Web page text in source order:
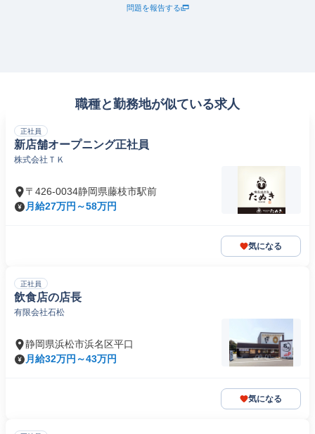
問題を報告する
職種と勤務地が似ている求人
正社員
新店舗オープニング正社員
株式会社ＴＫ
〒426-0034静岡県藤枝市駅前
月給27万円～58万円
気になる
正社員
飲食店の店長
有限会社石松
静岡県浜松市浜名区平口
月給32万円～43万円
気になる